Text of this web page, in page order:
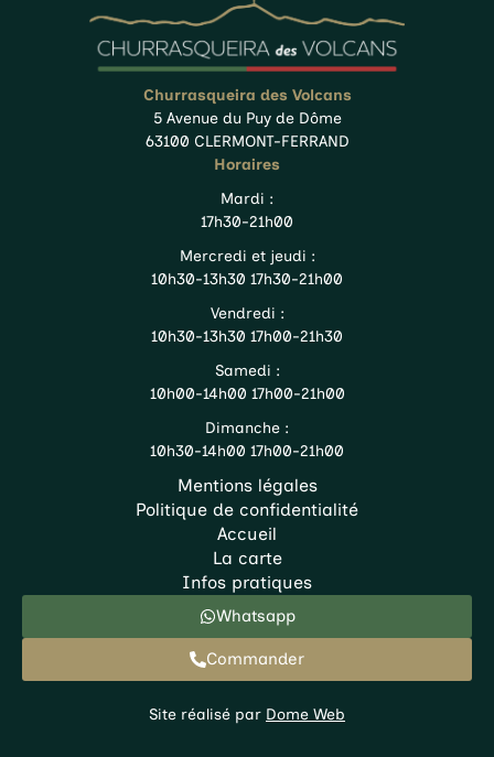
Churrasqueira des Volcans
5 Avenue du Puy de Dôme
63100 CLERMONT-FERRAND
Horaires
Mardi :
17h30-21h00
Mercredi et jeudi :
10h30-13h30 17h30-21h00
Vendredi :
10h30-13h30 17h00-21h30
Samedi :
10h00-14h00 17h00-21h00
Dimanche :
10h30-14h00 17h00-21h00
Commander
Whatsapp
Accueil
La carte
Infos pratiques
Mentions légales
Politique de confidentialité
Site réalisé par Dome Web